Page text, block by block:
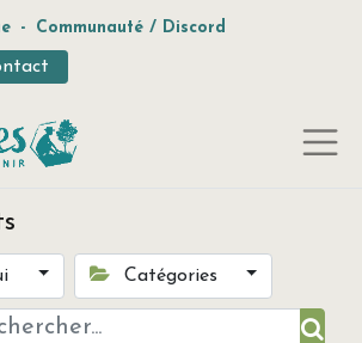
- Communauté / Discord
Catégories